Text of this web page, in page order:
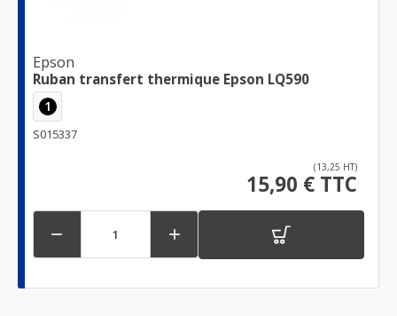
Epson
Ruban transfert thermique Epson LQ590
1
S015337
(13,25 HT)
15,90 € TTC
 